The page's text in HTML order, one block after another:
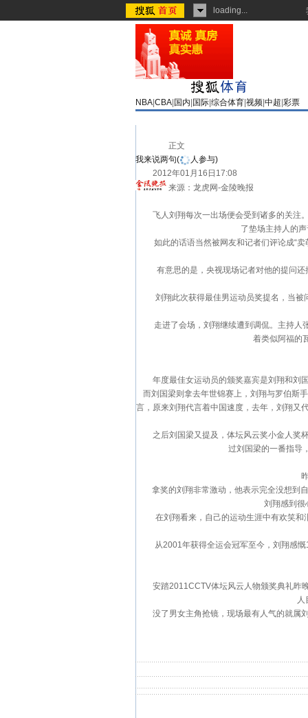
loading...
NBA CBA 国内 国际 综合体育 视频 中超 彩票
正文
我来说两句(
人参与)
2012年01月16日17:08
来源： 龙虎网-金陵晚报
飞人刘翔每次一出场便会受到诸多的关注。
了垫场主持人的
如此的话语当然被网友和记者们评论成“卖
有意思的是，央视现场记者对他的提问还
刘翔此次获得最佳男运动员奖提名，当被
走进了会场，刘翔继续遭到调侃。主持人张
着类似阿福的
年度最佳女运动员的颁奖嘉宾是刘翔和刘国
而刘国梁则拿去年世锦赛上，刘翔与罗伯斯
言，原来刘翔代言着中国速度，去年，刘翔又
之后刘国梁又提及，体坛风云奖小金人奖杯
过刘国梁的一番指导
昨
拿奖的刘翔非常激动，他表示完全没想到自
刘翔感到很
在刘翔看来，自己的运动生涯中有欢笑和
从2001年获得全运会冠军至今，刘翔感慨
安踏2011CCTV体坛风云人物颁奖典礼昨晚
没了男女主角抢镜，现场最有人气的就属刘